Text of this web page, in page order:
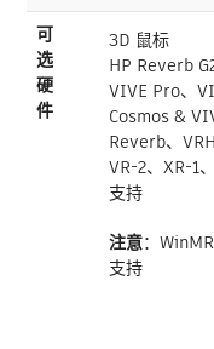
可
选
硬
件
3D 鼠标
HP Reverb
VIVE Pro、
Cosmos &
Reverb、
VR-2、XR-1
支持
注意：
支持